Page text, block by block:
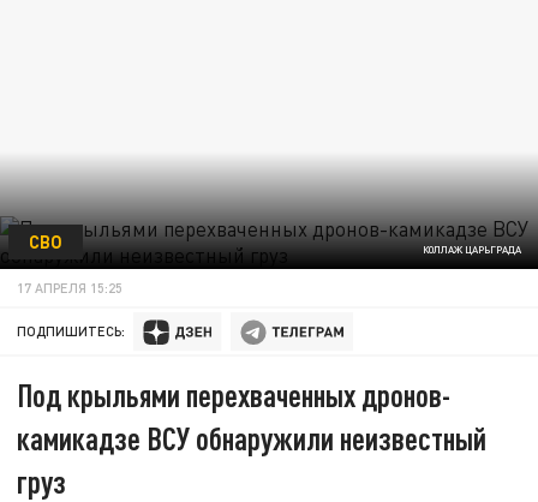
КОЛЛАЖ ЦАРЬГРАДА
СВО
17 АПРЕЛЯ 15:25
ПОДПИШИТЕСЬ:
Под крыльями перехваченных дронов-
камикадзе ВСУ обнаружили неизвестный
груз